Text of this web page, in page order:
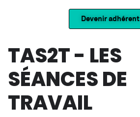
Devenir adhérent
TAS2T - LES
SÉANCES DE
TRAVAIL